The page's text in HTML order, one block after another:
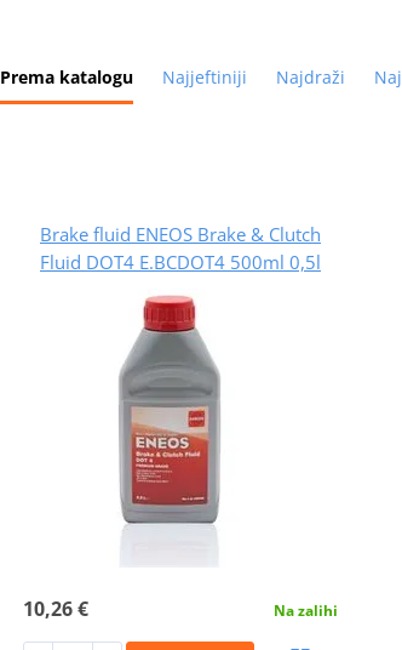
Prema katalogu Najjeftiniji Najdraži
Brake fluid ENEOS Brake & Clutch
Fluid DOT4 E.BCDOT4 500ml 0,5l
10,26 € Na zalihi